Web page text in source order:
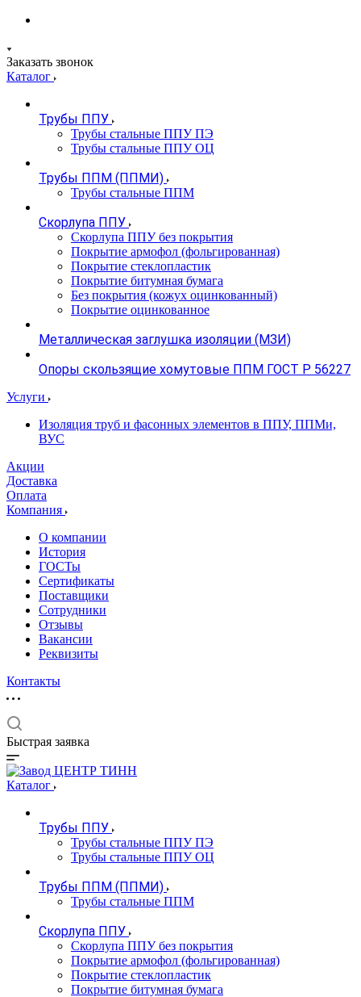
Заказать звонок
Каталог
Трубы ППУ
Трубы стальные ППУ ПЭ
Трубы стальные ППУ ОЦ
Трубы ППМ (ППМИ)
Трубы стальные ППМ
Скорлупа ППУ
Скорлупа ППУ без покрытия
Покрытие армофол (фольгированная)
Покрытие стеклопластик
Покрытие битумная бумага
Без покрытия (кожух оцинкованный)
Покрытие оцинкованное
Металлическая заглушка изоляции (МЗИ)
Опоры скользящие хомутовые ППМ ГОСТ Р 56227
Услуги
Изоляция труб и фасонных элементов в ППУ, ППМи,
ВУС
Акции
Доставка
Оплата
Компания
О компании
История
ГОСТы
Сертификаты
Поставщики
Сотрудники
Отзывы
Вакансии
Реквизиты
Контакты
Быстрая заявка
Каталог
Трубы ППУ
Трубы стальные ППУ ПЭ
Трубы стальные ППУ ОЦ
Трубы ППМ (ППМИ)
Трубы стальные ППМ
Скорлупа ППУ
Скорлупа ППУ без покрытия
Покрытие армофол (фольгированная)
Покрытие стеклопластик
Покрытие битумная бумага